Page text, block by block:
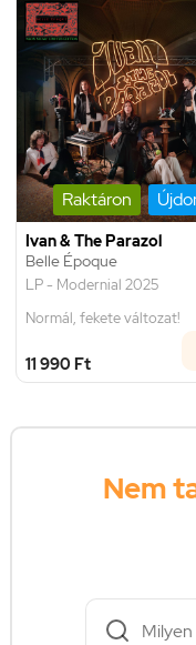
Raktáron
Ivan & The Parazol
Belle Époque
LP - Modernial 2025
Normál, fekete változat!
11 990 Ft
Nem